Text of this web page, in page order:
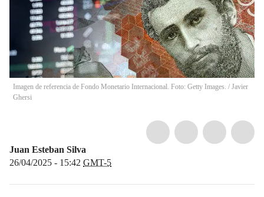
Imagen de referencia de Fondo Monetario Internacional. Foto: Getty Images. / Javier
Ghersi
Juan Esteban Silva
26/04/2025 - 15:42 GMT-5